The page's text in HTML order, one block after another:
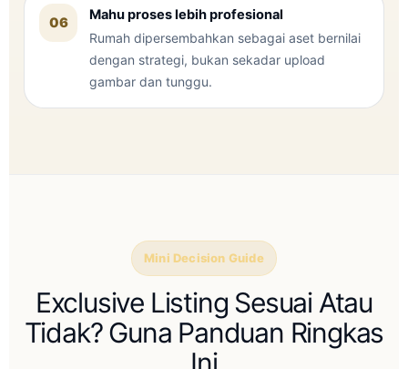
06 Mahu proses lebih profesional
Rumah dipersembahkan sebagai aset bernilai
dengan strategi, bukan sekadar upload
gambar dan tunggu.
Mini Decision Guide
Exclusive Listing Sesuai Atau
Tidak? Guna Panduan Ringkas